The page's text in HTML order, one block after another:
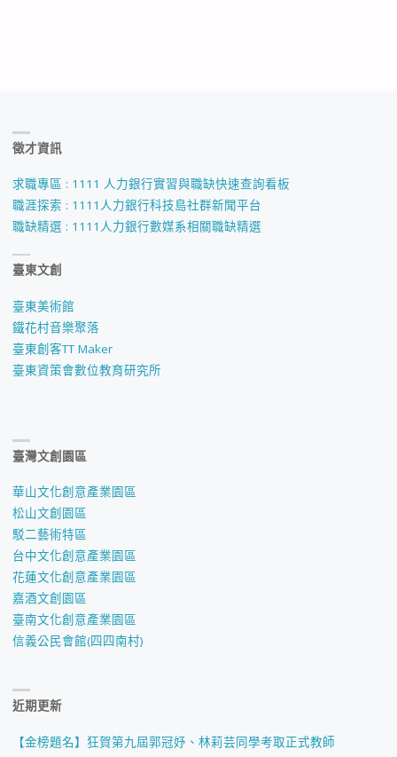
徵才資訊
求職專區 : 1111 人力銀行實習與職缺快速查詢看板
職涯探索 : 1111人力銀行科技島社群新聞平台
職缺精選 : 1111人力銀行數媒系相關職缺精選
臺東文創
臺東美術館
鐵花村音樂聚落
臺東創客TT Maker
臺東資策會數位教育研究所
臺灣文創園區
華山文化創意產業園區
松山文創園區
駁二藝術特區
台中文化創意產業園區
花蓮文化創意產業園區
嘉酒文創園區
臺南文化創意產業園區
信義公民會館(四四南村)
近期更新
【金榜題名】狂賀第九屆郭冠妤、林莉芸同學考取正式教師